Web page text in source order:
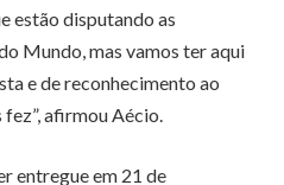
estão disputando as
Mundo, mas vamos ter aqui
e de reconhecimento ao
afirmou Aécio.
entregue em 21 de